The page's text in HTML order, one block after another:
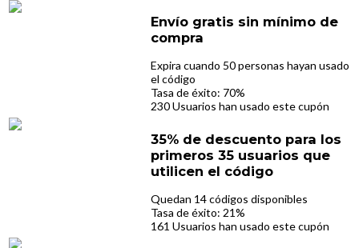
Envío gratis sin mínimo de
compra
Expira cuando 50 personas hayan usado
el código
Tasa de éxito: 70%
230 Usuarios han usado este cupón
35% de descuento para los
primeros 35 usuarios que
utilicen el código
Quedan 14 códigos disponibles
Tasa de éxito: 21%
161 Usuarios han usado este cupón